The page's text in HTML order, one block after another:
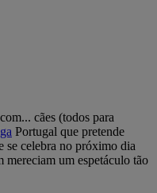
cães (todos para
Portugal que pretende
celebra no próximo dia
mereciam um espetáculo tão